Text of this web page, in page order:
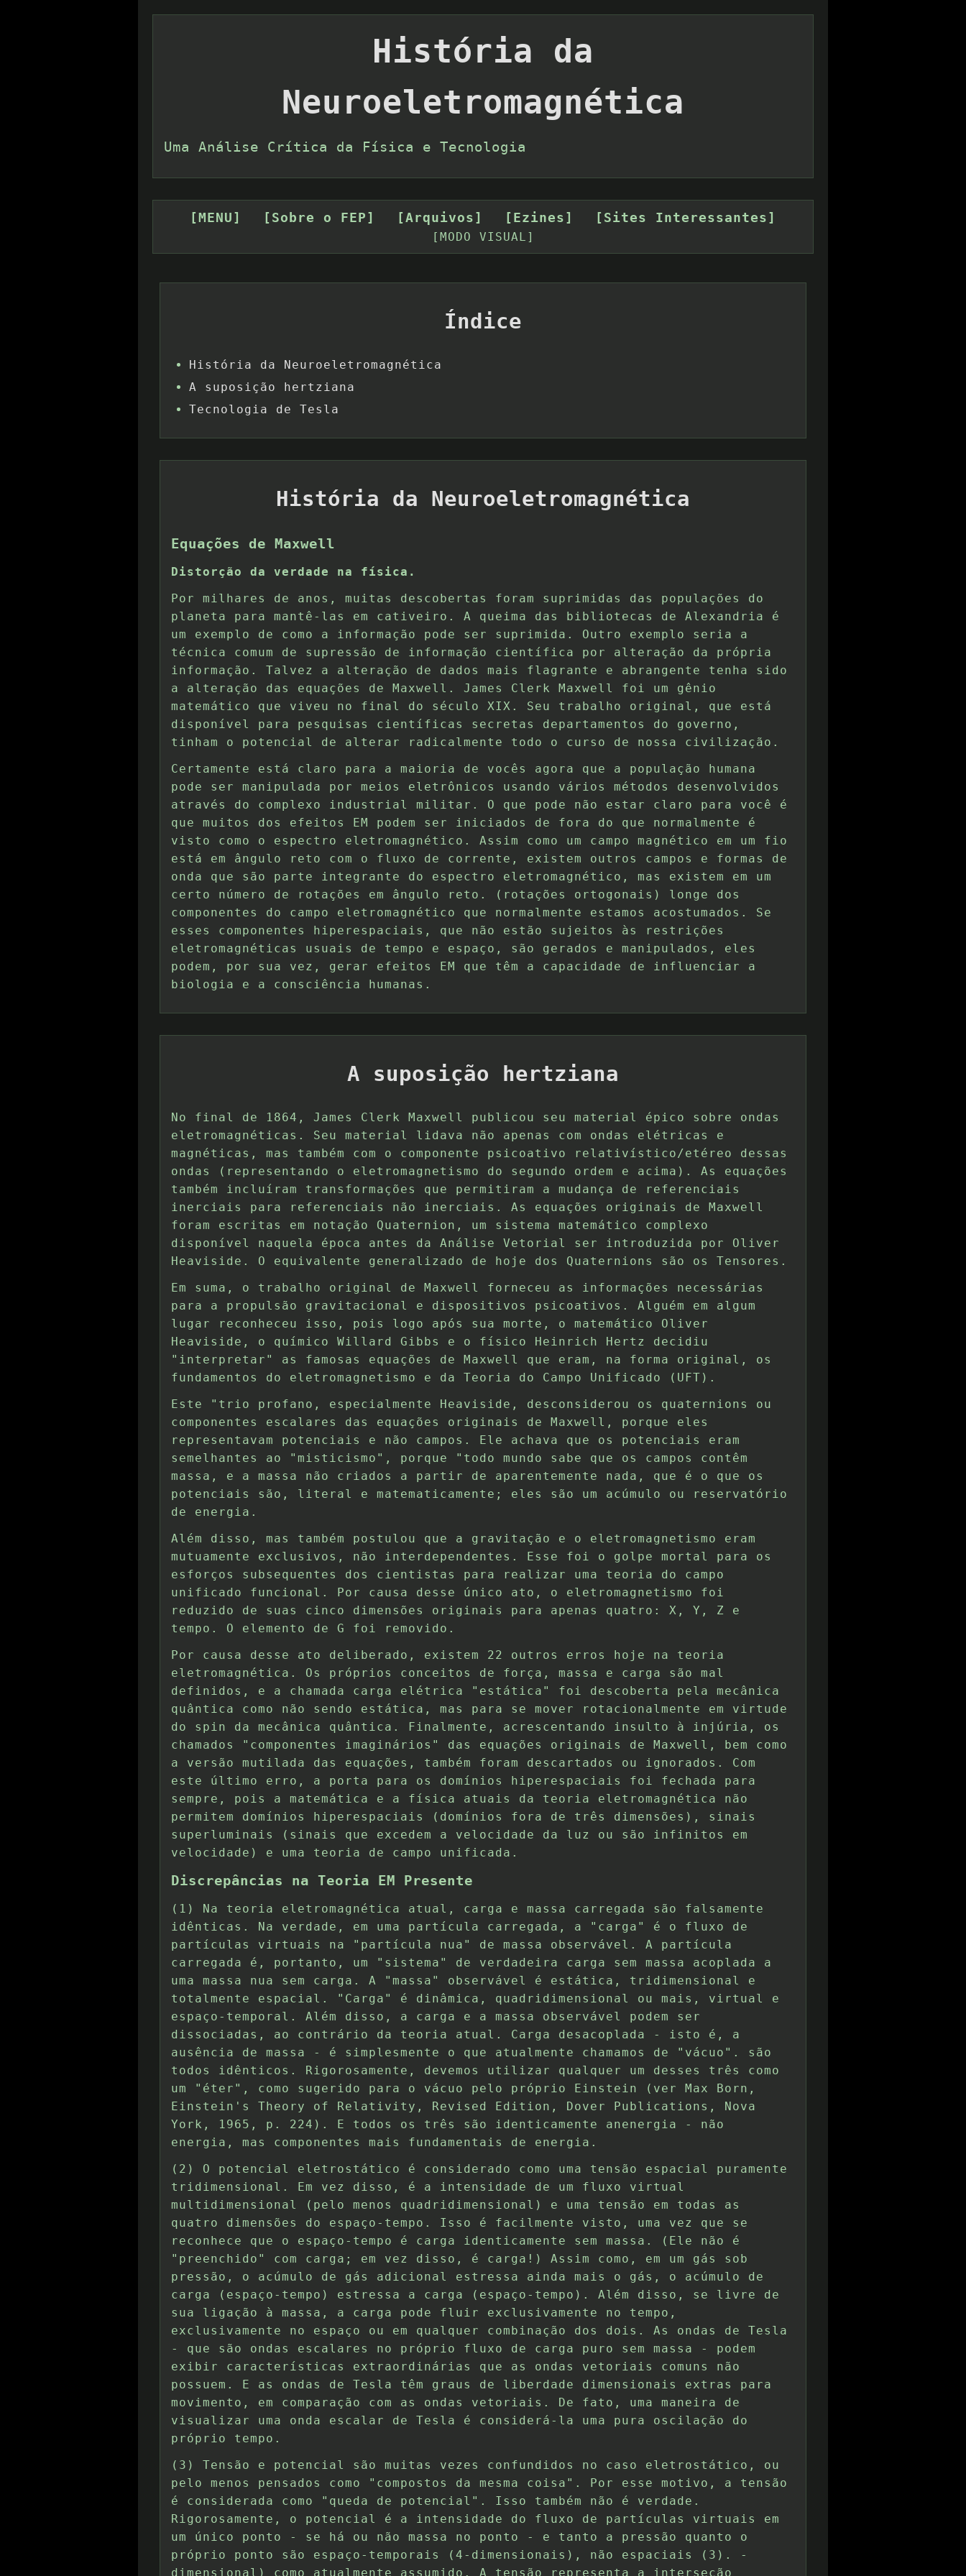
História da
Neuroeletromagnética
Uma Análise Crítica da Física e Tecnologia
[MENU] [Sobre o FEP] [Arquivos] [Ezines] [Sites Interessantes]
[MODO VISUAL]
Índice
História da Neuroeletromagnética
A suposição hertziana
Tecnologia de Tesla
História da Neuroeletromagnética
Equações de Maxwell
Distorção da verdade na física.
Por milhares de anos, muitas descobertas foram suprimidas das populações do
planeta para mantê-las em cativeiro. A queima das bibliotecas de Alexandria é
um exemplo de como a informação pode ser suprimida. Outro exemplo seria a
técnica comum de supressão de informação científica por alteração da própria
informação. Talvez a alteração de dados mais flagrante e abrangente tenha sido
a alteração das equações de Maxwell. James Clerk Maxwell foi um gênio
matemático que viveu no final do século XIX. Seu trabalho original, que está
disponível para pesquisas científicas secretas departamentos do governo,
tinham o potencial de alterar radicalmente todo o curso de nossa civilização.
Certamente está claro para a maioria de vocês agora que a população humana
pode ser manipulada por meios eletrônicos usando vários métodos desenvolvidos
através do complexo industrial militar. O que pode não estar claro para você é
que muitos dos efeitos EM podem ser iniciados de fora do que normalmente é
visto como o espectro eletromagnético. Assim como um campo magnético em um fio
está em ângulo reto com o fluxo de corrente, existem outros campos e formas de
onda que são parte integrante do espectro eletromagnético, mas existem em um
certo número de rotações em ângulo reto. (rotações ortogonais) longe dos
componentes do campo eletromagnético que normalmente estamos acostumados. Se
esses componentes hiperespaciais, que não estão sujeitos às restrições
eletromagnéticas usuais de tempo e espaço, são gerados e manipulados, eles
podem, por sua vez, gerar efeitos EM que têm a capacidade de influenciar a
biologia e a consciência humanas.
A suposição hertziana
No final de 1864, James Clerk Maxwell publicou seu material épico sobre ondas
eletromagnéticas. Seu material lidava não apenas com ondas elétricas e
magnéticas, mas também com o componente psicoativo relativístico/etéreo dessas
ondas (representando o eletromagnetismo do segundo ordem e acima). As equações
também incluíram transformações que permitiram a mudança de referenciais
inerciais para referenciais não inerciais. As equações originais de Maxwell
foram escritas em notação Quaternion, um sistema matemático complexo
disponível naquela época antes da Análise Vetorial ser introduzida por Oliver
Heaviside. O equivalente generalizado de hoje dos Quaternions são os Tensores.
Em suma, o trabalho original de Maxwell forneceu as informações necessárias
para a propulsão gravitacional e dispositivos psicoativos. Alguém em algum
lugar reconheceu isso, pois logo após sua morte, o matemático Oliver
Heaviside, o químico Willard Gibbs e o físico Heinrich Hertz decidiu
"interpretar" as famosas equações de Maxwell que eram, na forma original, os
fundamentos do eletromagnetismo e da Teoria do Campo Unificado (UFT).
Este "trio profano, especialmente Heaviside, desconsiderou os quaternions ou
componentes escalares das equações originais de Maxwell, porque eles
representavam potenciais e não campos. Ele achava que os potenciais eram
semelhantes ao "misticismo", porque "todo mundo sabe que os campos contêm
massa, e a massa não criados a partir de aparentemente nada, que é o que os
potenciais são, literal e matematicamente; eles são um acúmulo ou reservatório
de energia.
Além disso, mas também postulou que a gravitação e o eletromagnetismo eram
mutuamente exclusivos, não interdependentes. Esse foi o golpe mortal para os
esforços subsequentes dos cientistas para realizar uma teoria do campo
unificado funcional. Por causa desse único ato, o eletromagnetismo foi
reduzido de suas cinco dimensões originais para apenas quatro: X, Y, Z e
tempo. O elemento de G foi removido.
Por causa desse ato deliberado, existem 22 outros erros hoje na teoria
eletromagnética. Os próprios conceitos de força, massa e carga são mal
definidos, e a chamada carga elétrica "estática" foi descoberta pela mecânica
quântica como não sendo estática, mas para se mover rotacionalmente em virtude
do spin da mecânica quântica. Finalmente, acrescentando insulto à injúria, os
chamados "componentes imaginários" das equações originais de Maxwell, bem como
a versão mutilada das equações, também foram descartados ou ignorados. Com
este último erro, a porta para os domínios hiperespaciais foi fechada para
sempre, pois a matemática e a física atuais da teoria eletromagnética não
permitem domínios hiperespaciais (domínios fora de três dimensões), sinais
superluminais (sinais que excedem a velocidade da luz ou são infinitos em
velocidade) e uma teoria de campo unificada.
Discrepâncias na Teoria EM Presente
(1) Na teoria eletromagnética atual, carga e massa carregada são falsamente
idênticas. Na verdade, em uma partícula carregada, a "carga" é o fluxo de
partículas virtuais na "partícula nua" de massa observável. A partícula
carregada é, portanto, um "sistema" de verdadeira carga sem massa acoplada a
uma massa nua sem carga. A "massa" observável é estática, tridimensional e
totalmente espacial. "Carga" é dinâmica, quadridimensional ou mais, virtual e
espaço-temporal. Além disso, a carga e a massa observável podem ser
dissociadas, ao contrário da teoria atual. Carga desacoplada - isto é, a
ausência de massa - é simplesmente o que atualmente chamamos de "vácuo". são
todos idênticos. Rigorosamente, devemos utilizar qualquer um desses três como
um "éter", como sugerido para o vácuo pelo próprio Einstein (ver Max Born,
Einstein's Theory of Relativity, Revised Edition, Dover Publications, Nova
York, 1965, p. 224). E todos os três são identicamente anenergia - não
energia, mas componentes mais fundamentais de energia.
(2) O potencial eletrostático é considerado como uma tensão espacial puramente
tridimensional. Em vez disso, é a intensidade de um fluxo virtual
multidimensional (pelo menos quadridimensional) e uma tensão em todas as
quatro dimensões do espaço-tempo. Isso é facilmente visto, uma vez que se
reconhece que o espaço-tempo é carga identicamente sem massa. (Ele não é
"preenchido" com carga; em vez disso, é carga!) Assim como, em um gás sob
pressão, o acúmulo de gás adicional estressa ainda mais o gás, o acúmulo de
carga (espaço-tempo) estressa a carga (espaço-tempo). Além disso, se livre de
sua ligação à massa, a carga pode fluir exclusivamente no tempo,
exclusivamente no espaço ou em qualquer combinação dos dois. As ondas de Tesla
- que são ondas escalares no próprio fluxo de carga puro sem massa - podem
exibir características extraordinárias que as ondas vetoriais comuns não
possuem. E as ondas de Tesla têm graus de liberdade dimensionais extras para
movimento, em comparação com as ondas vetoriais. De fato, uma maneira de
visualizar uma onda escalar de Tesla é considerá-la uma pura oscilação do
próprio tempo.
(3) Tensão e potencial são muitas vezes confundidos no caso eletrostático, ou
pelo menos pensados como "compostos da mesma coisa". Por esse motivo, a tensão
é considerada como "queda de potencial". Isso também não é verdade.
Rigorosamente, o potencial é a intensidade do fluxo de partículas virtuais em
um único ponto - se há ou não massa no ponto - e tanto a pressão quanto o
próprio ponto são espaço-temporais (4-dimensionais), não espaciais (3). -
dimensional) como atualmente assumido. A tensão representa a interseção